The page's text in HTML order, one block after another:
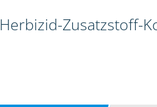
Herbizid-Zusatzstoff-